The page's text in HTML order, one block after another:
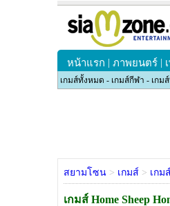
หน้าแรก | ภาพยนตร์|
เกมส์ทั้งหมด - เกมส์กีฬา - เกม
สยามโซน> เกมส์ > เกม
เกมส์ Home Sheep